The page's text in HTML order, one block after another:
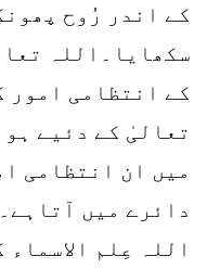
کے اندر رُوح
سکھایا۔اللہ
کے انتظامی امور
تعالیٰ کے دئیے ہو
میں ان انتظامی
دائرے میں
اللہ عِلم